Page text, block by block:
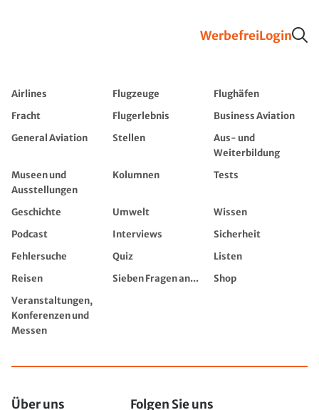
WerbefreiLogin
Airlines Flugzeuge
Flughäfen
Fracht
Flugerlebnis
Business Aviation
General Aviation
Stellen
Aus- und
Weiterbildung
Museen und
Ausstellungen
Kolumnen Tests
Geschichte Umwelt
Wissen
Podcast
Interviews
Sicherheit
Fehlersuche
Quiz
Listen
Reisen
Sieben Fragen an...
Shop
Veranstaltungen,
Konferenzen und
Messen
Über uns Folgen Sie uns